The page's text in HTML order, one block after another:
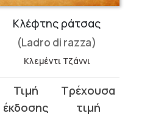
Κλέφτης ράτσας
(Ladro di razza)
Κλεμέντι Τζάννι
Original
price
τρέχουσα